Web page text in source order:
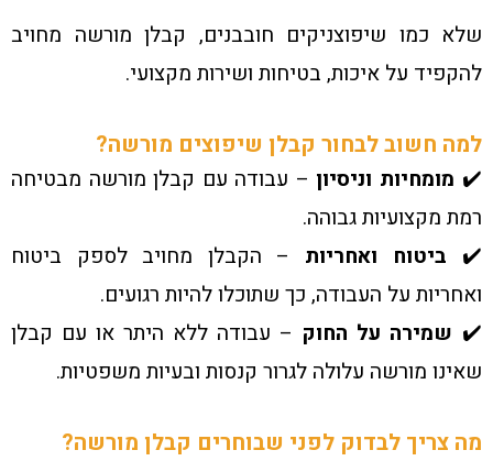
שלא כמו שיפוצניקים חובבנים, קבלן מורשה מחויב
להקפיד על איכות, בטיחות ושירות מקצועי.
למה חשוב לבחור קבלן שיפוצים מורשה?
✔️ מומחיות וניסיון – עבודה עם קבלן מורשה מבטיחה
רמת מקצועיות גבוהה.
✔️ ביטוח ואחריות – הקבלן מחויב לספק ביטוח
ואחריות על העבודה, כך שתוכלו להיות רגועים.
✔️ שמירה על החוק – עבודה ללא היתר או עם קבלן
שאינו מורשה עלולה לגרור קנסות ובעיות משפטיות.
מה צריך לבדוק לפני שבוחרים קבלן מורשה?